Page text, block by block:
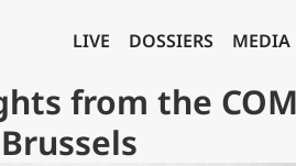
LIVE DOSSIERS MEDIA
from the